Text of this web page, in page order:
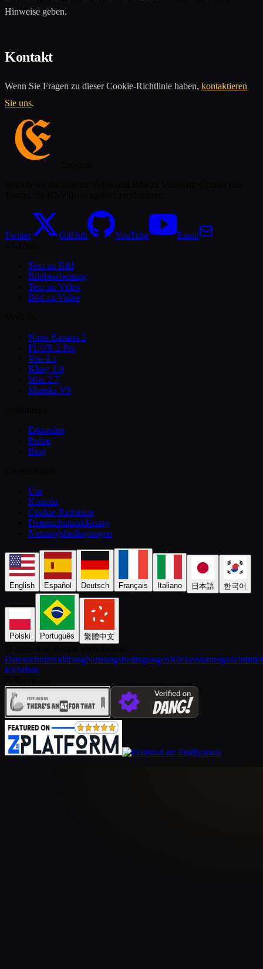
Hinweise geben.
Kontakt
Wenn Sie Fragen zu dieser Cookie-Richtlinie haben, kontaktieren
Sie uns.
Twitter GitHub YouTube
Email
Text zu Bild
Bildbearbeitung
Text zu Video
Bild zu Video
Nano Banana 2
FLUX 2 Pro
Veo 3.1
Kling 3.0
Wan 2.7
Mureka V9
Erkunden
Preise
Blog
Um
Kontakt
Cookie-Richtlinie
Datenschutzerklärung
Nutzungsbedingungen
English Español Deutsch Français Italiano 日本語 한국어
Polski Português 繁體中文
DatenschutzerklärungNutzungsbedingungenRückerstattungsrichtlinie
Richtlinie